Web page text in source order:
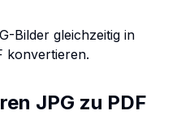
Bilder gleichzeitig in
konvertieren.
JPG zu PDF